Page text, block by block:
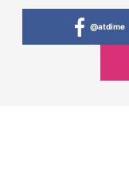
@atdime